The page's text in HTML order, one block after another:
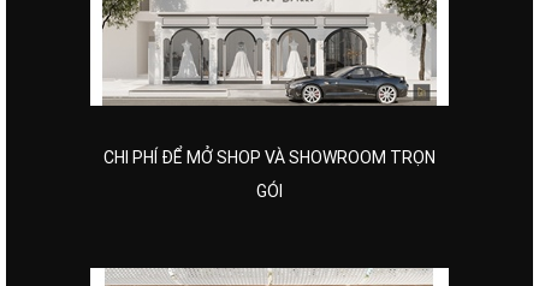
CHI PHÍ ĐỂ MỞ SHOP VÀ SHOWROOM TRỌN
GÓI